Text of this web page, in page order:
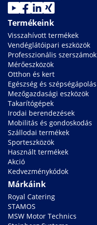
Termékeink
Visszahívott termékek
Vendéglátóipari eszközök
Professzionális szerszámok
Mérőeszközök
Otthon és kert
Egészség és szépségápolás
Mezőgazdasági eszközök
Takarítógépek
Irodai berendezések
Mobilitás és gondoskodás
Szállodai termékek
Sporteszközök
Használt termékek
Akció
Kedvezménykódok
Márkáink
Royal Catering
STAMOS
MSW Motor Technics